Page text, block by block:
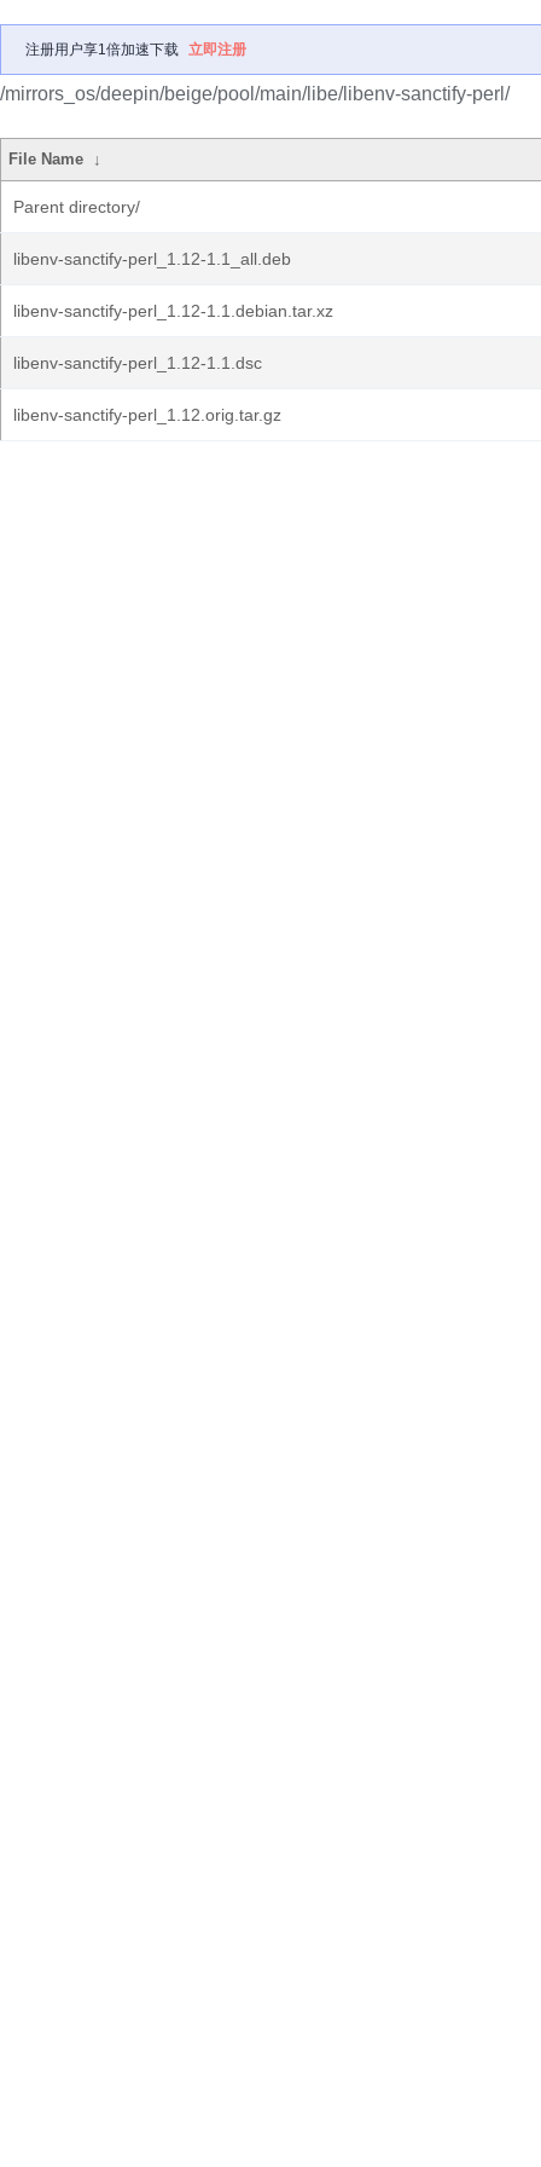
注册用户享1倍加速下载 立即注册
/mirrors_os/deepin/beige/pool/main/libe/libenv-sanctify-perl/
File Name ↓
Parent directory/
libenv-sanctify-perl_1.12-1.1_all.deb
libenv-sanctify-perl_1.12-1.1.debian.tar.xz
libenv-sanctify-perl_1.12-1.1.dsc
libenv-sanctify-perl_1.12.orig.tar.gz